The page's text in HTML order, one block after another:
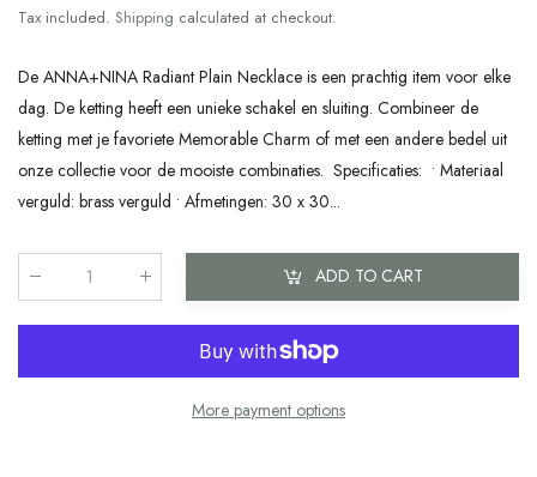
Tax included. Shipping calculated at checkout.
De ANNA+NINA Radiant Plain Necklace is een prachtig item voor elke
dag. De ketting heeft een unieke schakel en sluiting. Combineer de
ketting met je favoriete Memorable Charm of met een andere bedel uit
onze collectie voor de mooiste combinaties. Specificaties: • Materiaal
verguld: brass verguld • Afmetingen: 30 x 30...
ADD TO CART
More payment options